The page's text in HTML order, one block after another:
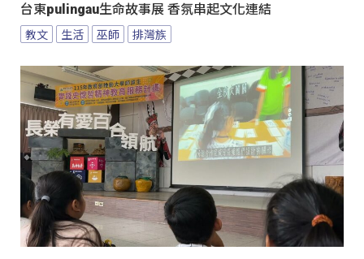
台東pulingau生命故事展 香氛串起文化連結
教文 生活 巫師 排灣族